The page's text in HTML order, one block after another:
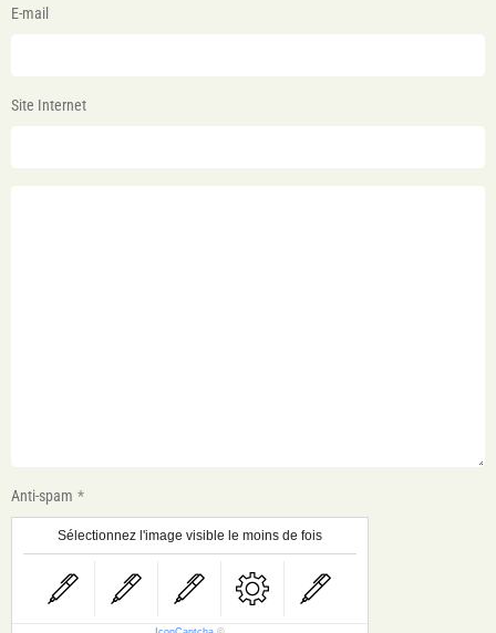
E-mail
Site Internet
Anti-spam
Sélectionnez l'image visible le moins de fois